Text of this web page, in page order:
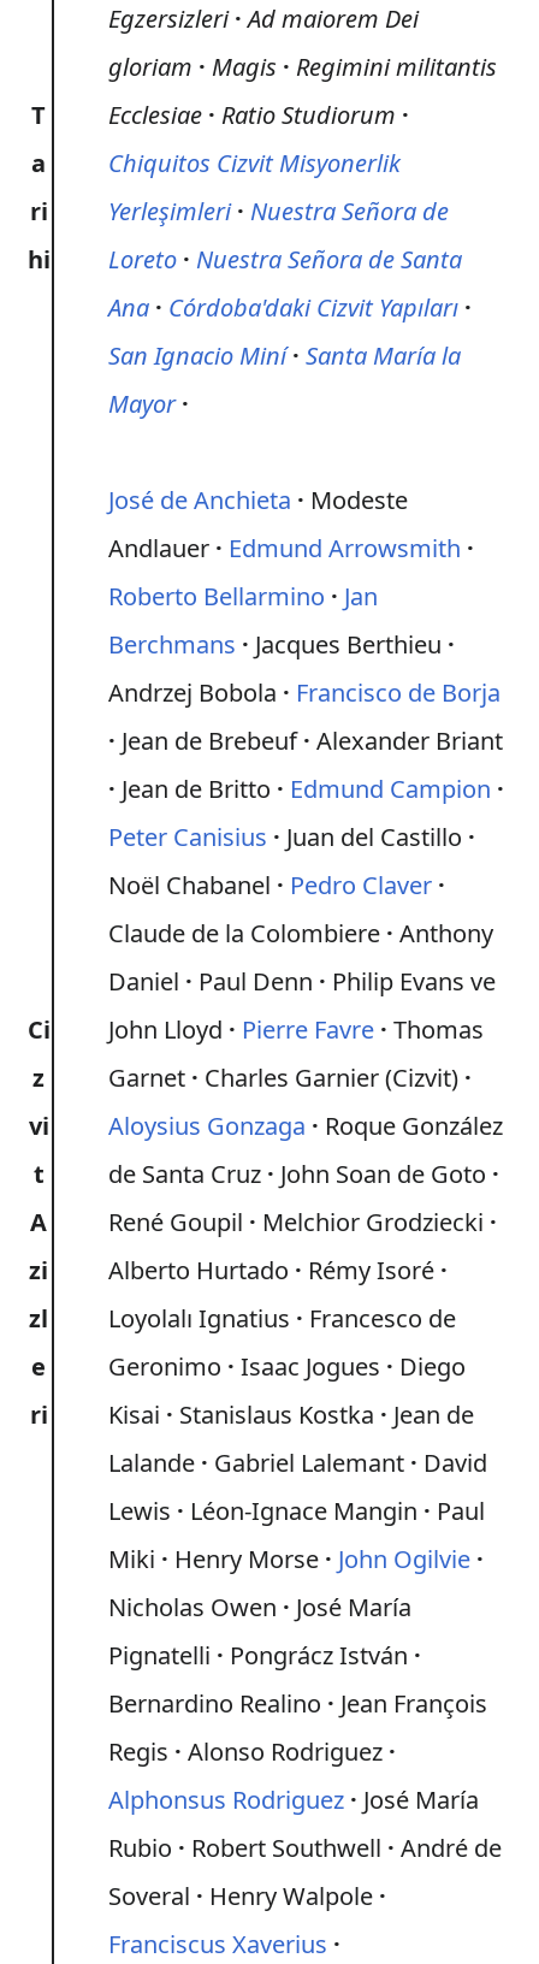
T
a
ri
hi
Egzersizleri Ad maiorem Dei
gloriam
Magis
Regimini militantis
Ecclesiae
Ratio Studiorum
Chiquitos Cizvit Misyonerlik
Yerleşimleri
Nuestra Señora de
Loreto
Nuestra Señora de Santa
Ana
Córdoba'daki Cizvit Yapıları
San Ignacio Miní Santa María la
Mayor
Ci
z
vi
t
A
zi
zl
e
ri
José de Anchieta
Modeste
Andlauer
Edmund Arrowsmith
Roberto Bellarmino
Jan
Berchmans
Jacques Berthieu
Andrzej Bobola
Francisco de Borja
Jean de Brebeuf Alexander Briant
Jean de Britto
Edmund Campion
Peter Canisius
Juan del Castillo
Noël Chabanel
Pedro Claver
Claude de la Colombiere Anthony
Daniel
Paul Denn
Philip Evans ve
John Lloyd
Pierre Favre Thomas
Garnet
Charles Garnier (Cizvit)
Aloysius Gonzaga
Roque González
de Santa Cruz
John Soan de Goto
René Goupil
Melchior Grodziecki
Alberto Hurtado
Rémy Isoré
Loyolalı Ignatius
Francesco de
Geronimo
Isaac Jogues
Diego
Kisai
Stanislaus Kostka
Jean de
Lalande
Gabriel Lalemant
David
Lewis
Léon-Ignace Mangin
Paul
Miki
Henry Morse
John Ogilvie
Nicholas Owen
José María
Pignatelli
Pongrácz István
Bernardino Realino
Jean François
Regis
Alonso Rodriguez
Alphonsus Rodriguez
José María
Rubio
Robert Southwell
André de
Soveral
Henry Walpole
Franciscus Xaverius